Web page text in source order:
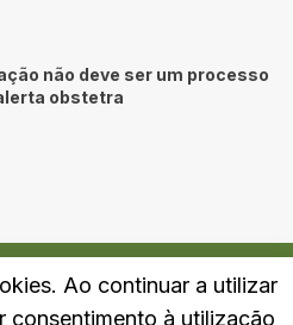
não deve ser um processo
obstetra
Política de Privacidade
Ao continuar a utilizar
consentimento à utilização